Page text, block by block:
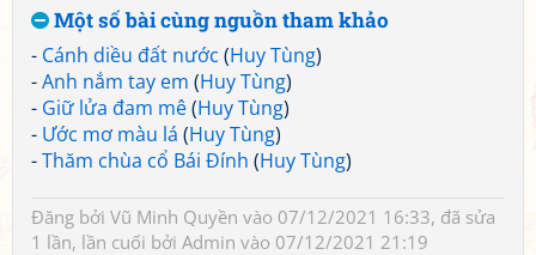
Một số bài cùng nguồn tham khảo
- Cánh diều đất nước (Huy Tùng)
-Anh nắm tay em (Huy Tùng)
- Giữ lửa đam mê(Huy Tùng)
- Ước mơ màu lá (Huy Tùng)
-Thăm chùa cổ Bái Đính (Huy Tùng)
Đăng bởi Vũ Minh Quyền vào 07/12/2021 16:33, đã sửa
1 lần, lần cuối bởi Admin vào 07/12/2021 21:19